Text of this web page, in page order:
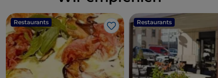
Restaurants
Like
Restaurants